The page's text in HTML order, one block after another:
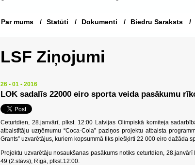
Par mums / Statūti / Dokumenti / Biedru Saraksts /
LSF Ziņojumi
26 • 01 • 2016
LOK sadalīs 22000 eiro sporta veida pasākumu
Ceturtdien, 28.janvārī, plkst. 12:00 Latvijas Olimpiskā komiteja
atbalstītāju uzņēmumu “Coca-Cola” paziņos projektu atbalsta
Grants” uzvarētājus, kuriem kopsummā tiks piešķirti 22 000 eiro dažāda
Projektu uzvarētāju nosaukšanas pasākums notiks ceturtdien,
49 (2.stāvs), Rīgā, plkst.12:00.